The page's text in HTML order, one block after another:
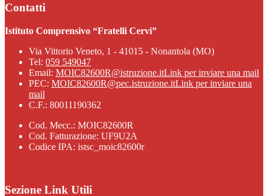
Contatti
Istituto Comprensivo “Fratelli Cervi”
Via Vittorio Veneto, 1 - 41015 - Nonantola (MO)
Tel: 059 549047
Email: MOIC82600R@istruzione.itLink per inviare una mail
PEC: MOIC82600R@pec.istruzione.itLink per inviare una
mail
C.F.: 80011190362
Cod. Mecc.: MOIC82600R
Cod. Fatturazione: UF9U2A
Codice IPA: istsc_moic82600r
Sezione Link Utili